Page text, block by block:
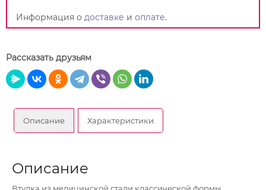
Информация о доставке и оплате.
Рассказать друзьям
Описание Характеристики
Описание